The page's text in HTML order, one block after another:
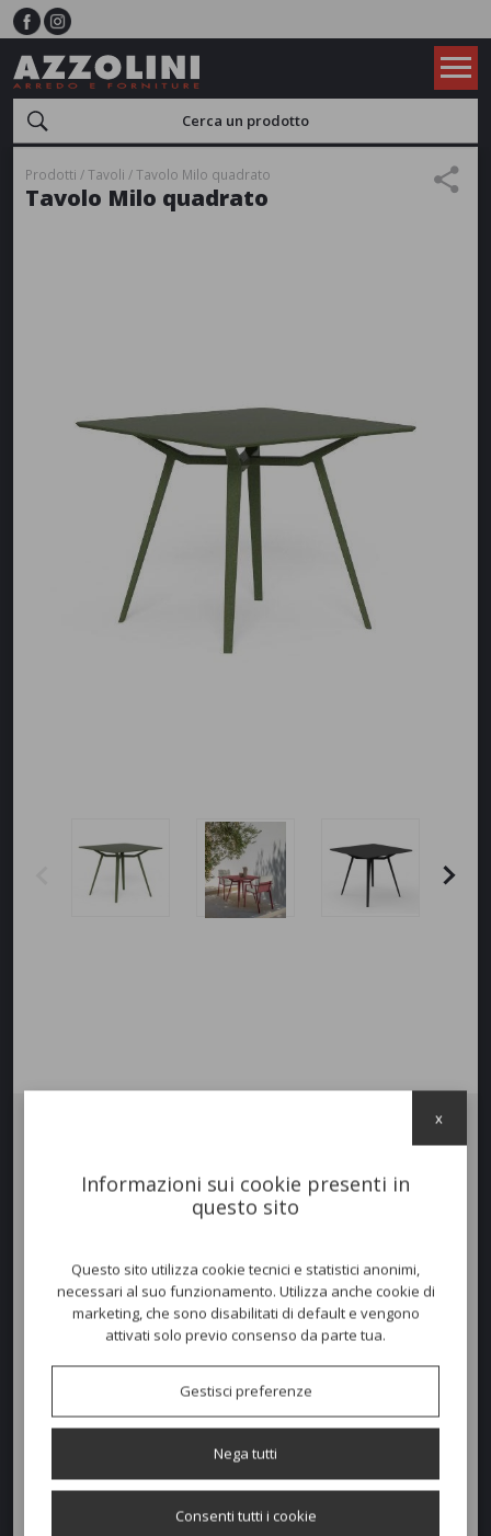
Prodotti Tavoli Tavolo Milo quadrato
Tavolo Milo quadrato
polvere per uso esterno. Tavolo ideato per soddisfare l'esigenza
contract e residenziale. Gambe raffinate, tavolo che si presenta
Colori disponibili
Dimensioni e peso
Larghezza:90cm
Informazioni sui cookie presenti in
questo sito
Questo sito utilizza cookie tecnici e statistici anonimi,
necessari al suo funzionamento. Utilizza anche cookie di
marketing, che sono disabilitati di default e vengono
attivati solo previo consenso da parte tua.
Gestisci preferenze
Nega tutti
Consenti tutti i cookie
x